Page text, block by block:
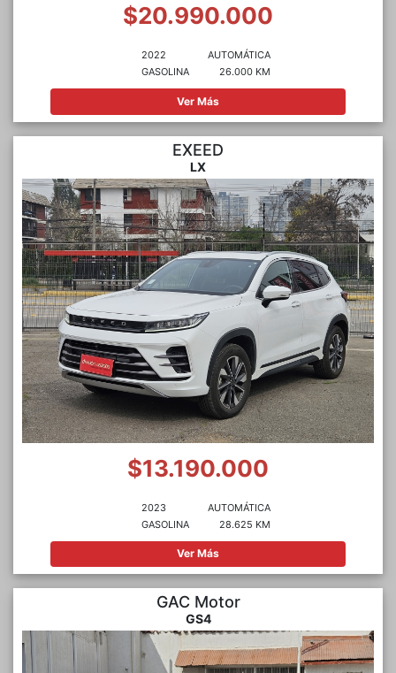
$20.990.000
2022
GASOLINA
AUTOMÁTICA
26.000 KM
Ver Más
EXEED
LX
$13.190.000
2023
GASOLINA
AUTOMÁTICA
28.625 KM
Ver Más
GAC Motor
GS4